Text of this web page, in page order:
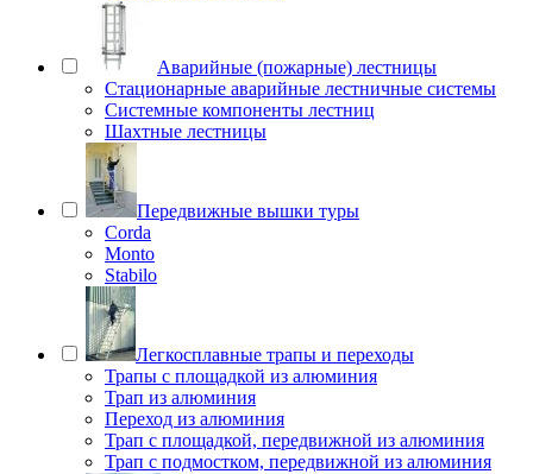
Аварийные (пожарные) лестницы
Стационарные аварийные лестничные системы
Системные компоненты лестниц
Шахтные лестницы
Передвижные вышки туры
Corda
Monto
Stabilo
Легкосплавные трапы и переходы
Трапы с площадкой из алюминия
Трап из алюминия
Переход из алюминия
Трап с площадкой, передвижной из алюминия
Трап с подмостком, передвижной из алюминия